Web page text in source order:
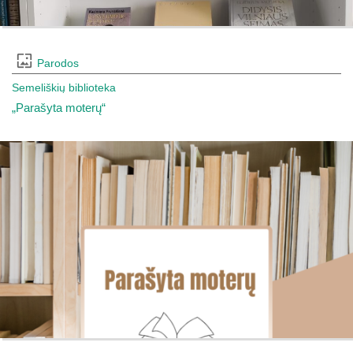
Parodos
Semeliškių biblioteka
„Parašyta moterų“